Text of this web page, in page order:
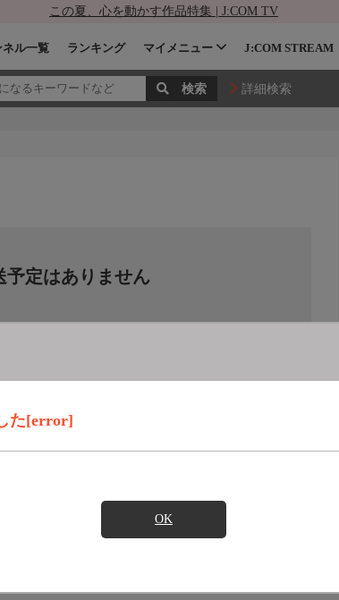
この夏、心を動かす作品特集 | J:COM TV
ネル一覧 ランキング マイメニュー J:COM STREAM
詳細検索
た[error]
OK
予定はありません